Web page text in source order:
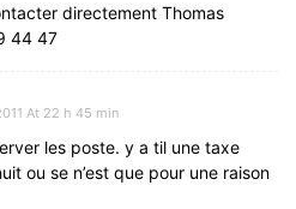
directement Thomas
44 47
At 22 h 45 min
les poste. y a til une taxe
ou se n’est que pour une raison